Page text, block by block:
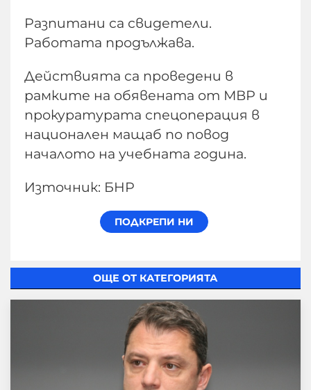
Разпитани са свидетели.
Работата продължава.
Действията са проведени в
рамките на обявената от МВР и
прокуратурата спецоперация в
национален мащаб по повод
началото на учебната година.
Източник: БНР
ОЩЕ ОТ КАТЕГОРИЯТА